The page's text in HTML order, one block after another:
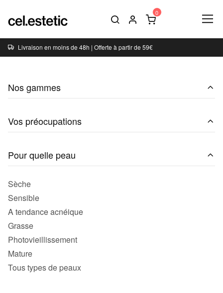
Livraison en moins de 48h | Offerte à partir de 59€
Nos gammes
Vos préocupations
Pour quelle peau
Sèche
Sensible
A tendance acnéique
Grasse
Photovieillissement
Mature
Tous types de peaux